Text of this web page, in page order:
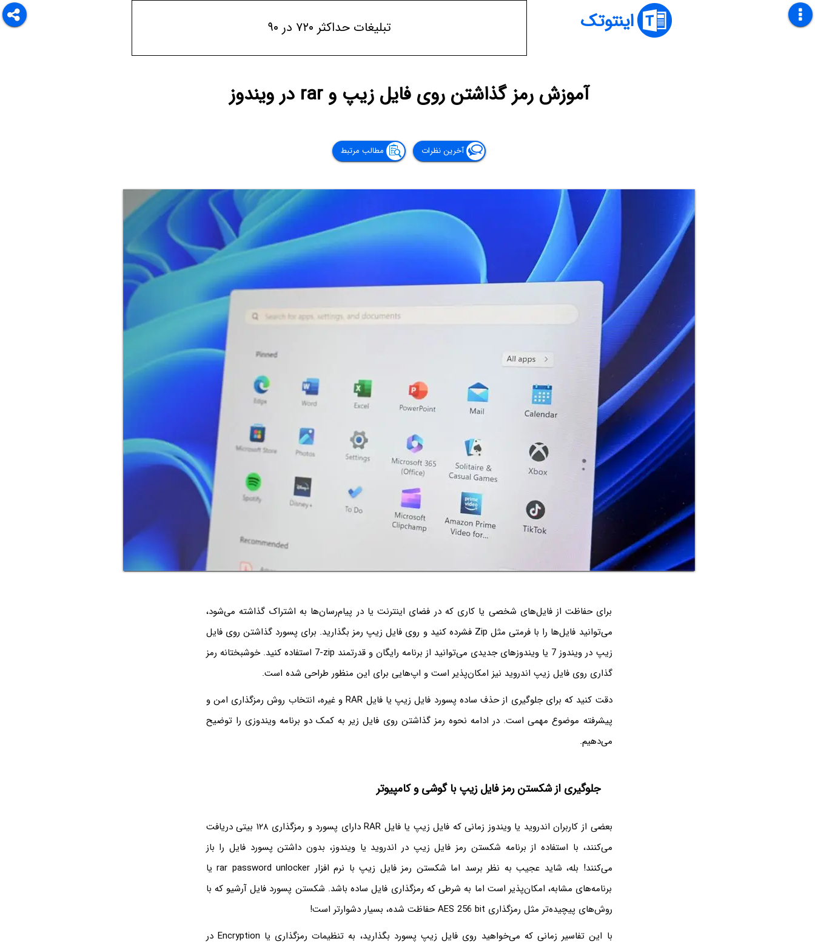
اینتوتک تبلیغات حداکثر ۷۲۰ در ۹۰
آموزش رمز گذاشتن روی فایل زیپ و rar در ویندوز
آخرین نظرات مطالب مرتبط
برای حفاظت از فایل‌های شخصی یا کاری که در فضای اینترنت یا در پیام‌رسان‌ها به اشتراک گذاشته می‌شود،
می‌توانید فایل‌ها را با فرمتی مثل Zip فشرده کنید و روی فایل زیپ رمز بگذارید. برای پسورد گذاشتن روی فایل
زیپ در ویندوز 7 یا ویندوزهای جدیدی می‌توانید از برنامه رایگان و قدرتمند
7-zip استفاده کنید. خوشبختانه رمز
گذاری روی فایل زیپ اندروید نیز امکان‌پذیر است و اپ‌هایی برای این منظور طراحی شده است.
دقت کنید که برای جلوگیری از حذف ساده پسورد فایل زیپ یا فایل RAR و غیره، انتخاب روش رمزگذاری امن و
پیشرفته موضوع مهمی است. در ادامه نحوه رمز گذاشتن روی فایل زیر به کمک دو برنامه ویندوزی را توضیح
می‌دهیم.
جلوگیری از شکستن رمز فایل زیپ با گوشی و کامپیوتر
بعضی از کاربران اندروید یا ویندوز زمانی که فایل زیپ یا فایل RAR دارای پسورد و رمزگذاری ۱۲۸ بیتی دریافت
می‌کنند، با استفاده از برنامه شکستن رمز فایل زیپ در اندروید یا ویندوز، بدون داشتن پسورد فایل را باز
می‌کنند! بله، شاید عجیب به نظر برسد اما شکستن رمز فایل زیپ با نرم افزار rar password unlocker یا
برنامه‌های مشابه، امکان‌پذیر است اما به شرطی که رمزگذاری فایل ساده باشد. شکستن پسورد فایل آرشیو که با
روش‌های پیچیده‌تر مثل رمزگذاری AES 256 bit حفاظت شده، بسیار دشوارتر است!
با این تفاسیر زمانی که می‌خواهید روی فایل زیپ پسورد بگذارید، به تنظیمات رمزگذاری یا Encryption در